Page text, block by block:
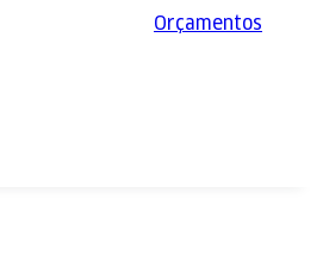
Orçamentos